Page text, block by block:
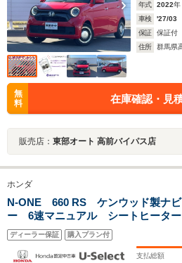
年式 2022年
車検
'27/03
保証
保証付
住所
群馬県
無
料
在庫確認・見
販売店： 東部オート 高前バイパス店
ホンダ
N-ONE 660 RS ケンウッド製ナ
ー 6速マニュアル シートヒータ
ライト オートハイビーム パーキ
ドエアバッグ・サイドカーテンエア
ントロール
ディーラー保証 購入プラン付
支払総額